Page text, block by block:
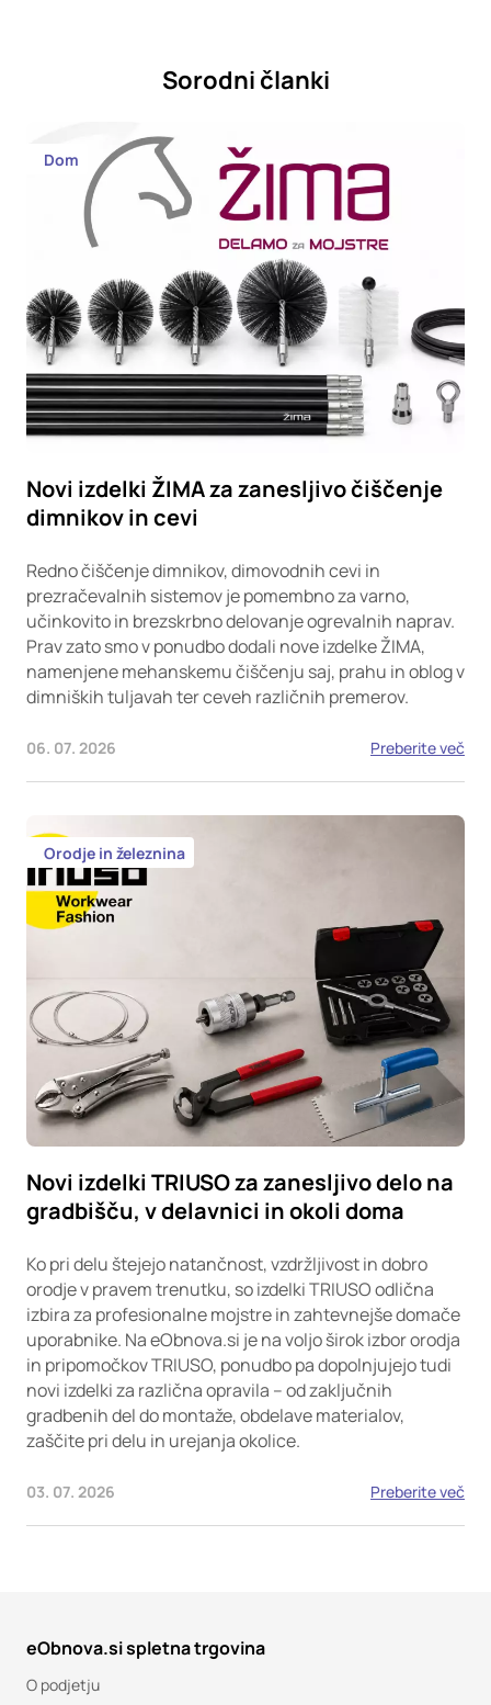
Sorodni članki
Dom
Novi izdelki ŽIMA za zanesljivo čiščenje
dimnikov in cevi
Redno čiščenje dimnikov, dimovodnih cevi in
prezračevalnih sistemov je pomembno za varno,
učinkovito in brezskrbno delovanje ogrevalnih naprav.
Prav zato smo v ponudbo dodali nove izdelke ŽIMA,
namenjene mehanskemu čiščenju saj, prahu in oblog v
dimniških tuljavah ter ceveh različnih premerov.
06. 07. 2026 Preberite več
Orodje in železnina
Novi izdelki TRIUSO za zanesljivo delo na
gradbišču, v delavnici in okoli doma
Ko pri delu štejejo natančnost, vzdržljivost in dobro
orodje v pravem trenutku, so izdelki TRIUSO odlična
izbira za profesionalne mojstre in zahtevnejše domače
uporabnike. Na eObnova.si je na voljo širok izbor orodja
in pripomočkov TRIUSO, ponudbo pa dopolnjujejo tudi
novi izdelki za različna opravila – od zaključnih
gradbenih del do montaže, obdelave materialov,
zaščite pri delu in urejanja okolice.
03. 07. 2026 Preberite več
eObnova.si spletna trgovina
O podjetju